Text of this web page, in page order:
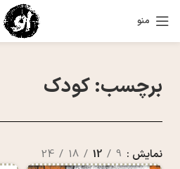
منو
برچسب: کودک
نمایش 9
12
18
24